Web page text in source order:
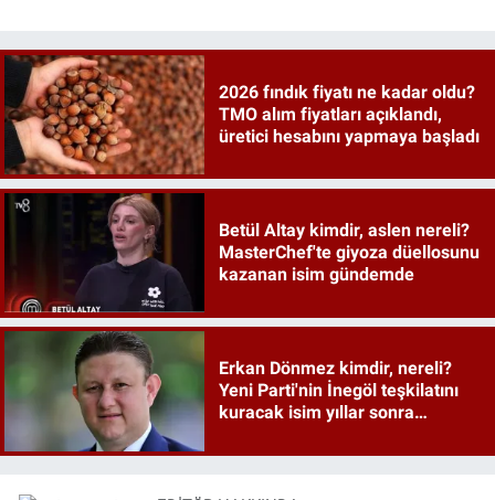
2026 fındık fiyatı ne kadar oldu?
TMO alım fiyatları açıklandı,
üretici hesabını yapmaya başladı
Betül Altay kimdir, aslen nereli?
MasterChef'te giyoza düellosunu
kazanan isim gündemde
Erkan Dönmez kimdir, nereli?
Yeni Parti'nin İnegöl teşkilatını
kuracak isim yıllar sonra